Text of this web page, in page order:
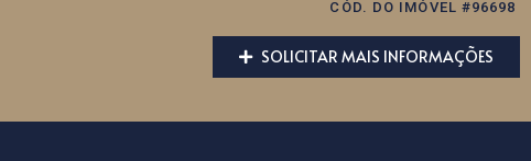
CÓD. DO IMÓVEL #96698
SOLICITAR MAIS INFORMAÇÕES